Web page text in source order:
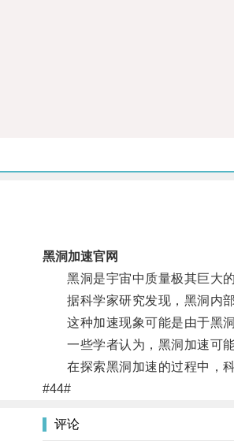
黑洞加速官网
黑洞是宇宙中质量极其巨大的
据科学家研究发现，黑洞内部
这种加速现象可能是由于黑洞
一些学者认为，黑洞加速可能
在探索黑洞加速的过程中，科
#44#
评论